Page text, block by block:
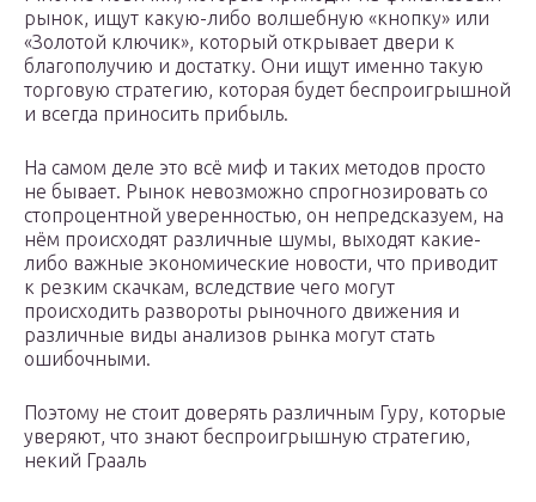
рынок, ищут какую-либо волшебную «кнопку» или
«Золотой ключик», который открывает двери к
благополучию и достатку. Они ищут именно такую
торговую стратегию, которая будет беспроигрышной
и всегда приносить прибыль.
На самом деле это всё миф и таких методов просто
не бывает. Рынок невозможно спрогнозировать со
стопроцентной уверенностью, он непредсказуем, на
нём происходят различные шумы, выходят какие-
либо важные экономические новости, что приводит
к резким скачкам, вследствие чего могут
происходить развороты рыночного движения и
различные виды анализов рынка могут стать
ошибочными.
Поэтому не стоит доверять различным Гуру, которые
уверяют, что знают беспроигрышную стратегию,
некий Грааль